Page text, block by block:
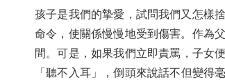
孩子是我們的摯愛，試問我們又怎樣
命令，使關係慢慢地受到傷害。作為
間。可是，如果我們立即責罵，子女
「聽不入耳」，倒頭來說話不但變